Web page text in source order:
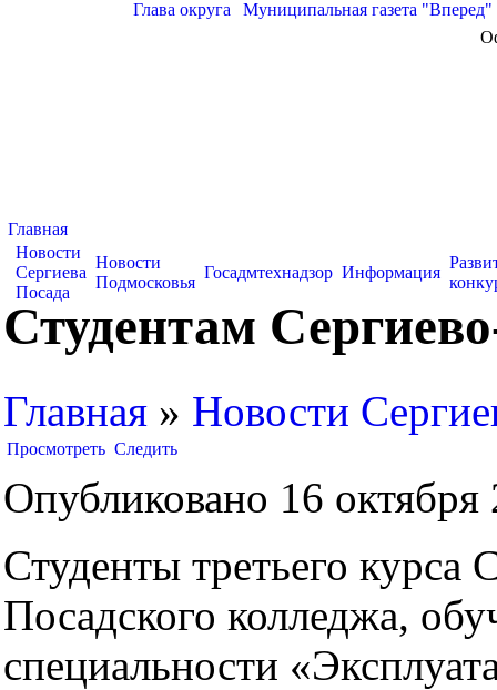
Глава округа Муниципальная газета "Вперед"
Главная
Новости
Сергиева
Посада
Новости
Подмосковья
Госадмтехнадзор Информация
Студентам
Главная » Новости
Просмотреть Следить
Опубликовано 16 октября
Студенты третьего курса
Посадского колледжа,
специальности